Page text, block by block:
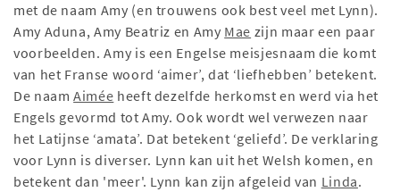
met de naam Amy (en trouwens ook best veel met Lynn).
Amy Aduna, Amy Beatriz en Amy Mae zijn maar een paar
voorbeelden. Amy is een Engelse meisjesnaam die komt
van het Franse woord ‘aimer’, dat ‘liefhebben’ betekent.
De naamAimée heeft dezelfde herkomst en werd via het
Engels gevormd tot Amy. Ook wordt wel verwezen naar
het Latijnse ‘amata’. Dat betekent ‘geliefd’. De verklaring
voor Lynn is diverser. Lynn kan uit het Welsh komen, en
betekent dan 'meer'. Lynn kan zijn afgeleid van Linda.